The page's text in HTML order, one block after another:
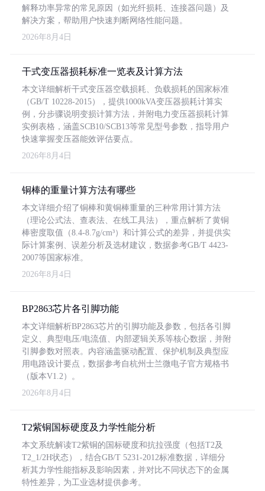
解释功率异常的常见原因（如光纤损耗、连接器问题）及
解决方案，帮助用户快速判断网络性能问题。
2026年8月4日
干式变压器损耗标准一览表及计算方法
本文详细解析干式变压器空载损耗、负载损耗的国家标准
（GB/T 10228-2015），提供1000kVA变压器损耗计算实
例，分步骤说明变损计算方法，并附电力变压器损耗计算
实例表格，涵盖SCB10/SCB13等常见型号参数，指导用户
快速掌握变压器能效评估要点。
2026年8月4日
铜棒的重量计算方法有哪些
本文详细介绍了铜棒和黄铜棒重量的三种常用计算方法
（理论公式法、查表法、在线工具法），重点解析了黄铜
棒密度取值（8.4-8.7g/cm³）和计算公式的差异，并提供实
际计算案例、误差分析及选材建议，数据参考GB/T 4423-
2007等国家标准。
2026年8月4日
BP2863芯片各引脚功能
本文详细解析BP2863芯片的引脚功能及参数，包括各引脚
定义、典型电压/电流值、内部逻辑关系等核心数据，并附
引脚参数对照表。内容涵盖驱动配置、保护机制及典型应
用电路设计要点，数据参考自杭州士兰微电子官方规格书
（版本V1.2）。
2026年8月4日
T2紫铜国标硬度及力学性能分析
本文系统解读T2紫铜的国标硬度和抗拉强度（包括T2及
T2_1/2H状态），结合GB/T 5231-2012标准数据，详细分
析其力学性能指标及影响因素，并对比不同状态下的金属
特性差异，为工业选材提供参考。